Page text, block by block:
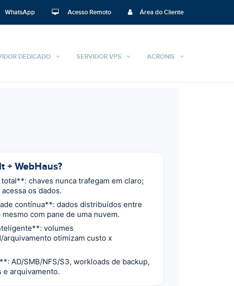
WhatsApp Acesso Remoto Área do Cliente
DEDICADO SERVIDOR VPS ACRONIS
+ WebHaus?
chaves nunca trafegam em claro;
os dados.
contínua**: dados distribuídos entre
com pane de uma nuvem.
volumes
arquivamento otimizam custo x
AD/SMB/NFS/S3, workloads de backup,
e arquivamento.